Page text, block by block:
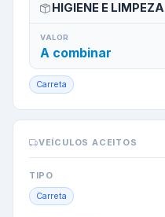
HIGIENE E LIMPEZA
VALOR
A combinar
Carreta
VEÍCULOS ACEITOS
TIPO
Carreta